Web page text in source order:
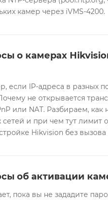
камер через iVMS-4200.
о камерах
если IP-адреса в разных
не открывается
или NAT. Разбираем, как
сетей и при чем тут лимит
Hikvision без
об активации
пока вы не зададите